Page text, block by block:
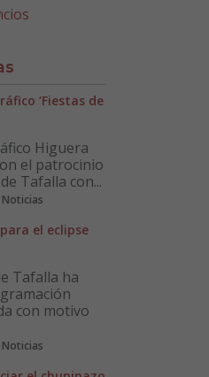
‘Fiestas de
Higuera
el patrocinio
Tafalla con...
el eclipse
Tafalla ha
con motivo